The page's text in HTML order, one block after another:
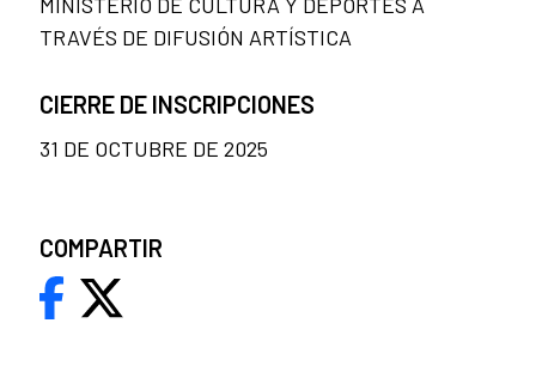
MINISTERIO DE CULTURA Y DEPORTES A
TRAVÉS DE DIFUSIÓN ARTÍSTICA
CIERRE DE INSCRIPCIONES
31 DE OCTUBRE DE 2025
COMPARTIR